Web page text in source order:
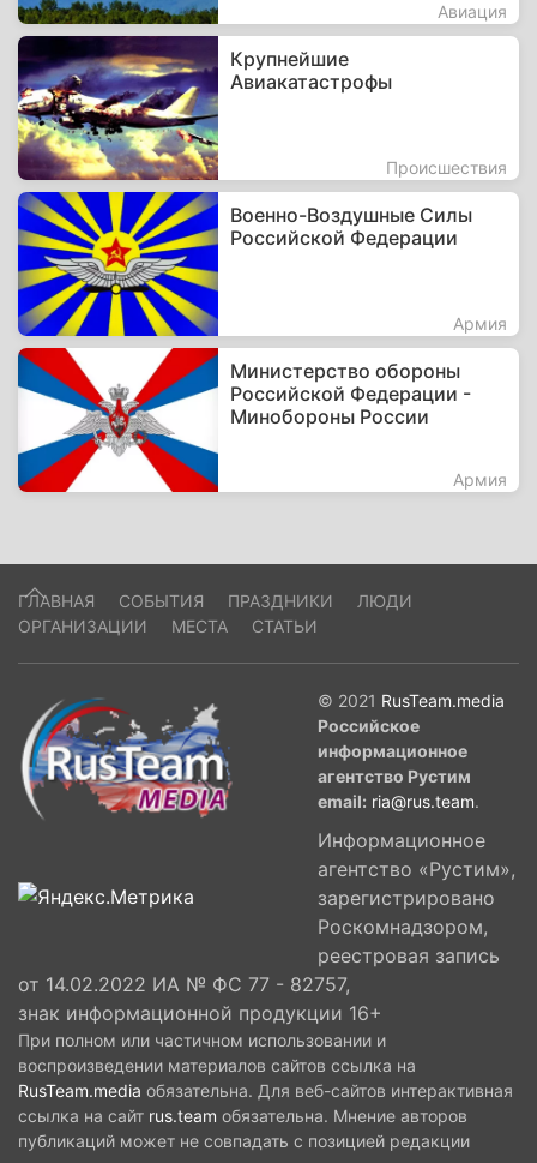
Авиация
Крупнейшие
Авиакатастрофы
Происшествия
Военно-Воздушные Силы
Российской Федерации
Армия
Министерство обороны
Российской Федерации -
Минобороны России
Армия
ГЛАВНАЯ СОБЫТИЯ ПРАЗДНИКИ
ЛЮДИ
ОРГАНИЗАЦИИ
МЕСТА СТАТЬИ
© 2021 RusTeam.media
Российское
информационное
агентство Рустим
email: ria@rus.team.
Информационное
агентство «Рустим»,
зарегистрировано
Роскомнадзором,
реестровая запись
от 14.02.2022 ИА № ФС 77 - 82757,
знак информационной продукции 16+
При полном или частичном использовании и
воспроизведении материалов сайтов ссылка на
RusTeam.media обязательна. Для веб-сайтов интерактивная
ссылка на сайт rus.team обязательна. Мнение авторов
публикаций может не совпадать с позицией редакции